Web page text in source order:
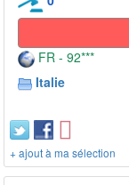
FR - 92***
Italie
+ ajout à ma sélection